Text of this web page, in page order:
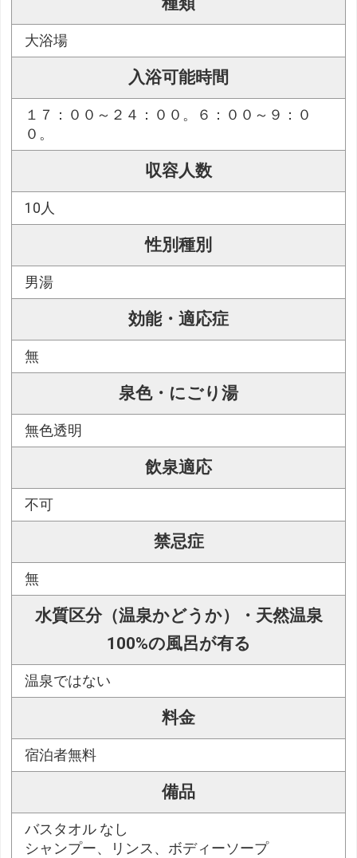
大浴場
入浴可能時間
１７：００～２４：００。６：００～９：０
０。
収容人数
10人
性別種別
男湯
効能・適応症
無
泉色・にごり湯
無色透明
飲泉適応
不可
禁忌症
無
水質区分（温泉かどうか）・天然温泉
100%の風呂が有る
温泉ではない
料金
宿泊者無料
備品
バスタオル なし
シャンプー、リンス、ボディーソープ